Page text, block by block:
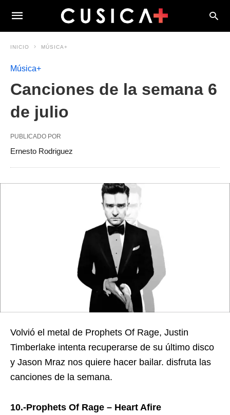
INICIO MÚSICA+
Música+
Canciones de la semana 6
de julio
PUBLICADO POR
Ernesto Rodriguez
Volvió el metal de Prophets Of Rage, Justin
Timberlake intenta recuperarse de su último disco
y Jason Mraz nos quiere hacer bailar. disfruta las
canciones de la semana.
10.-Prophets Of Rage – Heart Afire